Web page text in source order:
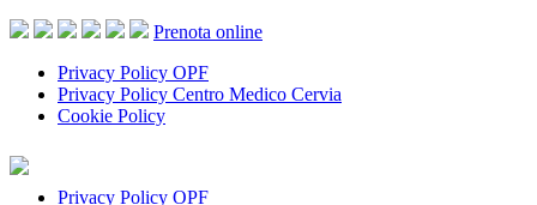
Prenota online
Privacy Policy OPF
Privacy Policy Centro Medico Cervia
Cookie Policy
Privacy Policy OPF